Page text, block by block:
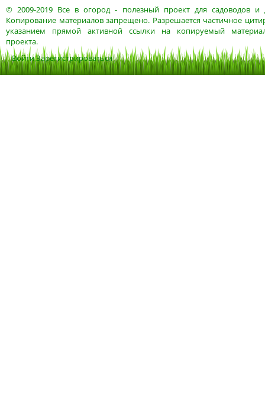
© 2009-2019 Все в огород- полезный проект для садоводов и
Копирование материалов запрещено. Разрешается частичное
указанием прямой активной ссылки на копируемый
проекта.
ВойтиЗарегистрироваться